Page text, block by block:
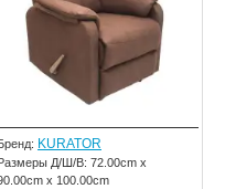
KURATOR
Д/Ш/В: 72.00cm x
x 100.00cm